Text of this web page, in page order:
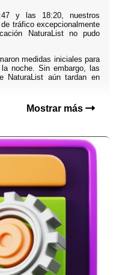
y las 18:20, nuestros
tráfico excepcionalmente
NaturaList no pudo
medidas iniciales para
noche. Sin embargo, las
NaturaList aún tardan en
Mostrar más